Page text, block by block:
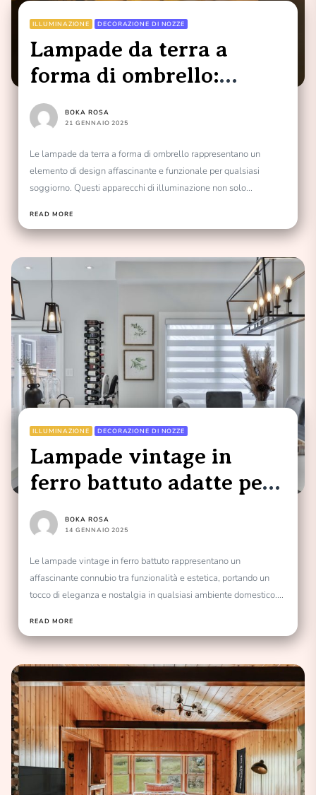
ILLUMINAZIONE DECORAZIONE DI NOZZE
Lampade da terra a
forma di ombrello:
perfette per il soggiorno
BOKA ROSA
21 GENNAIO 2025
Le lampade da terra a forma di ombrello rappresentano un
elemento di design affascinante e funzionale per qualsiasi
soggiorno. Questi apparecchi di illuminazione non solo...
READ MORE
ILLUMINAZIONE DECORAZIONE DI NOZZE
Lampade vintage in
ferro battuto adatte per
cucineBOKA ROSA
14 GENNAIO 2025
Le lampade vintage in ferro battuto rappresentano un
affascinante connubio tra funzionalità e estetica, portando un
tocco di eleganza e nostalgia in qualsiasi ambiente domestico....
READ MORE